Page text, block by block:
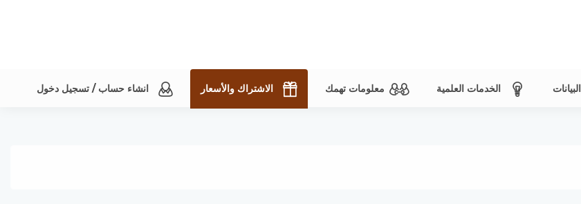
البيانات الخدمات العلمية معلومات تهمك الاشتراك والأسعار انشاء حساب / تسجيل دخول